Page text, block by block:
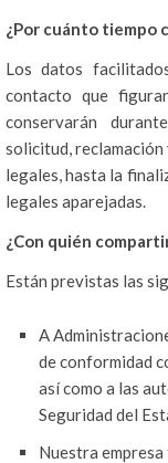
¿Por cuánto tiempo
Los datos
contacto que
conservarán
solicitud, reclamación
legales, hasta la
legales aparejadas.
¿Con quién
Están previstas las
A
de conformidad
así como a las
Seguridad del
Nuestra